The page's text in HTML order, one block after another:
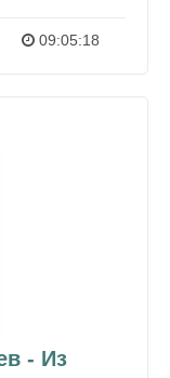
09:05:18
- Из